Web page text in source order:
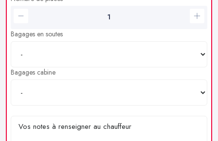
Bagages en soutes
Bagages cabine